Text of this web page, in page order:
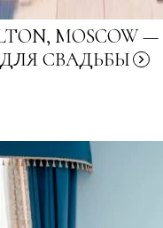
СВАДЬБЫ